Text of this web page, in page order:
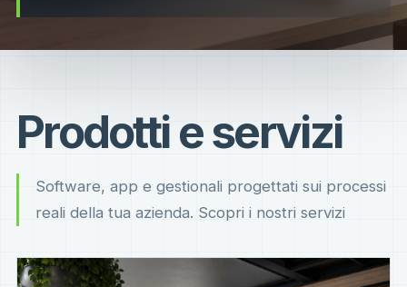
Prodotti e servizi
Software, app e gestionali progettati sui processi
reali della tua azienda. Scopri i nostri servizi